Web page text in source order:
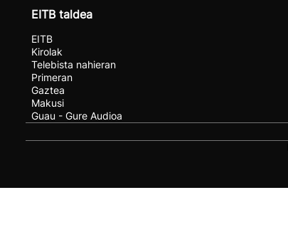
EITB taldea
EITB
Kirolak
Telebista nahieran
Primeran
Gaztea
Makusi
Guau - Gure Audioa